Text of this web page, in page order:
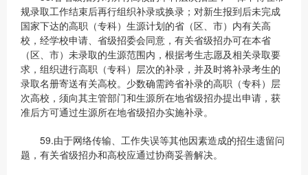
规录取工作结束后再行组织补录或换录；对新生报到后未完成
国家下达的高职（专科）生源计划的省（区、市）内有关高
校，经学校申请、省级招委会同意，有关省级招办可在本省
（区、市）未录取的生源范围内，根据考生志愿及相关录取要
求，组织进行高职（专科）层次的补录，并及时将补录考生的
录取名册寄送有关高校。少数确需跨省补录的高职（专科）层
次高校，须向其主管部门和生源所在地省级招办提出申请，获
准后方可通过生源所在地省级招办实施补录。
59.由于网络传输、工作失误等其他因素造成的招生遗留问
题，有关省级招办和高校应通过协商妥善解决。